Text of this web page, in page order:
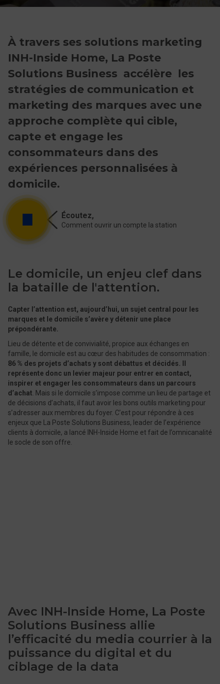
À travers ses solutions marketing
INH-Inside Home, La Poste
Solutions Business accélère les
stratégies de communication et
marketing des marques avec une
approche complète qui cible,
capte et engage les
consommateurs dans des
expériences personnalisées à
domicile.
Le domicile, un enjeu clef dans
la bataille de l'attention.
Capter l’attention est, aujourd’hui, un sujet central pour les
marques et le domicile s’avère y détenir une place
prépondérante.
Lieu de détente et de convivialité, propice aux échanges en
famille, le domicile est au cœur des habitudes de consommation :
86 % des projets d’achats y sont débattus et décidés. Il
représente donc un levier majeur pour entrer en contact,
inspirer et engager les consommateurs dans un parcours
d’achat . Mais si le domicile s’impose comme un lieu de partage et
de décisions d’achats, il faut avoir les bons outils marketing pour
s’adresser aux membres du foyer. C’est pour répondre à ces
enjeux que La Poste Solutions Business, leader de l’expérience
clients à domicile, a lancé INH-Inside Home et fait de l’omnicanalité
le socle de son offre.
Avec INH-Inside Home, La Poste
Solutions Business allie
l’efficacité du media courrier à la
puissance du digital et du
ciblage de la data